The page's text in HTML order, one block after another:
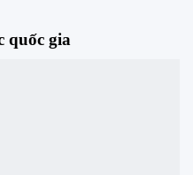
quốc gia